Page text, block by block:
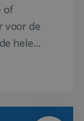
of
voor de
hele
in de
te